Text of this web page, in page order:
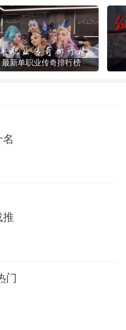
最新单职业传奇排行榜
推
门